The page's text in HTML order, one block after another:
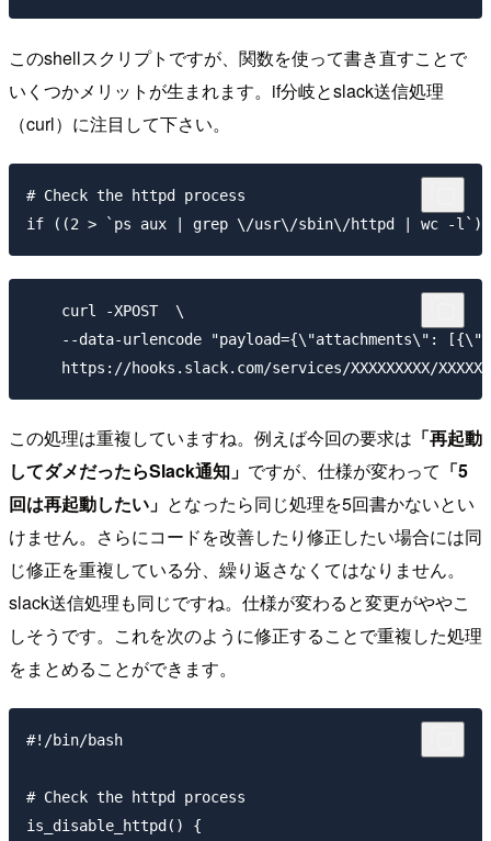
このshellスクリプトですが、関数を使って書き直すことで
いくつかメリットが生まれます。if分岐とslack送信処理
（curl）に注目して下さい。
# Check the httpd process
    curl -XPOST  \
--data-urlencode "payload={\"attachments\":
この処理は重複していますね。例えば今回の要求は 「再起動
してダメだったらSlack通知」 ですが、仕様が変わって 「5
回は再起動したい」 となったら同じ処理を5回書かないとい
けません。さらにコードを改善したり修正したい場合には同
じ修正を重複している分、繰り返さなくてはなりません。
slack送信処理も同じですね。仕様が変わると変更がややこ
しそうです。これを次のように修正することで重複した処理
をまとめることができます。
#!/bin/bash
# Check the httpd process
is_disable_httpd() {